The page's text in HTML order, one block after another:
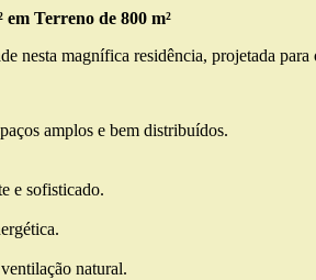
em Terreno de 800 m²
magnífica residência, projetada
amplos e bem distribuídos.
e sofisticado.
natural.